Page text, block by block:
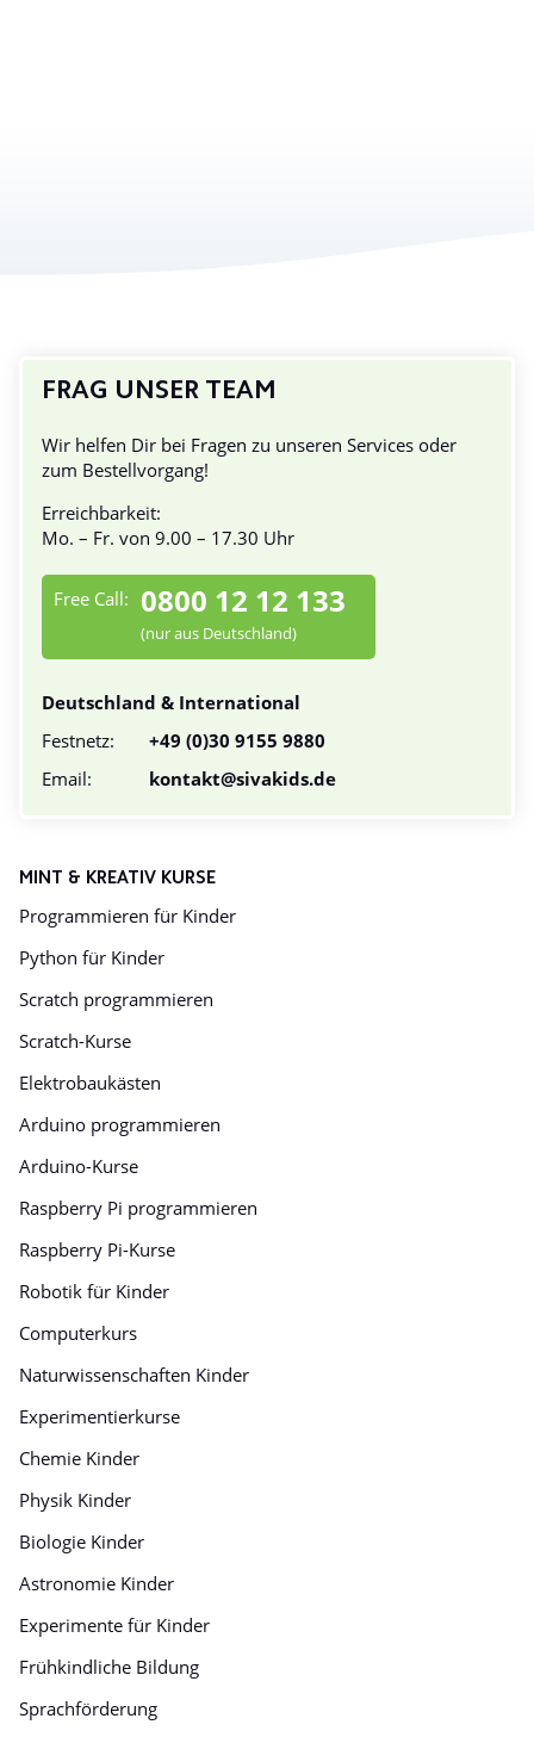
FRAG UNSER TEAM
Wir helfen Dir bei Fragen zu unseren Services oder
zum Bestellvorgang!
Erreichbarkeit:
Mo. – Fr. von 9.00 – 17.30 Uhr
Free Call: 0800 12 12 133
(nur aus Deutschland)
Deutschland & International
Festnetz:
+49 (0)30 9155 9880
Email:
kontakt@sivakids.de
MINT & KREATIV KURSE
Programmieren für Kinder
Python für Kinder
Scratch programmieren
Scratch-Kurse
Elektrobaukästen
Arduino programmieren
Arduino-Kurse
Raspberry Pi programmieren
Raspberry Pi-Kurse
Robotik für Kinder
Computerkurs
Naturwissenschaften Kinder
Experimentierkurse
Chemie Kinder
Physik Kinder
Biologie Kinder
Astronomie Kinder
Experimente für Kinder
Frühkindliche Bildung
Sprachförderung